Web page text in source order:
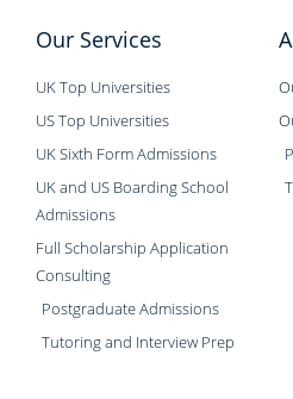
Our Services
UK Top Universities
US Top Universities
UK Sixth Form Admissions
UK and US Boarding School
Admissions
Full Scholarship Application
Consulting
Postgraduate Admissions
Tutoring and Interview Prep